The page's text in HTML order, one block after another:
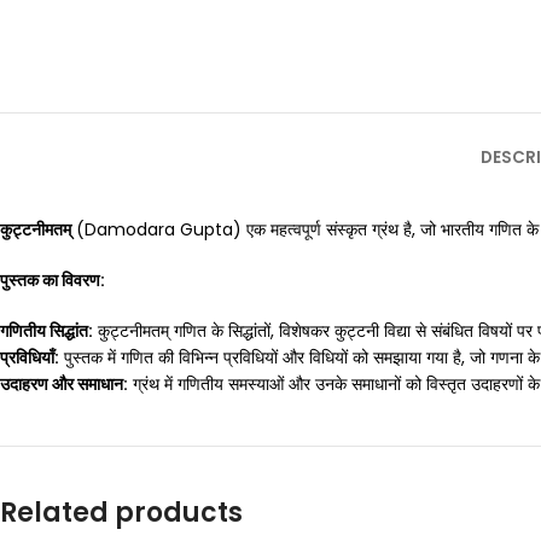
कुट्टनीमतम्(Damodara Gupta) एक महत्वपूर्ण संस्कृत ग्रंथ है, जो भारतीय गणित के
पुस्तक का विवरण:
गणितीय सिद्धांत: कुट्टनीमतम् गणित के सिद्धांतों, विशेषकर कुट्टनी विद्या से संबंधित
प्रविधियाँ: पुस्तक में गणित की विभिन्न प्रविधियों और विधियों को समझाया गया है, जो गणना
उदाहरण और समाधान: ग्रंथ में गणितीय समस्याओं और उनके समाधानों को विस्तृत उदाहरणों
Related products